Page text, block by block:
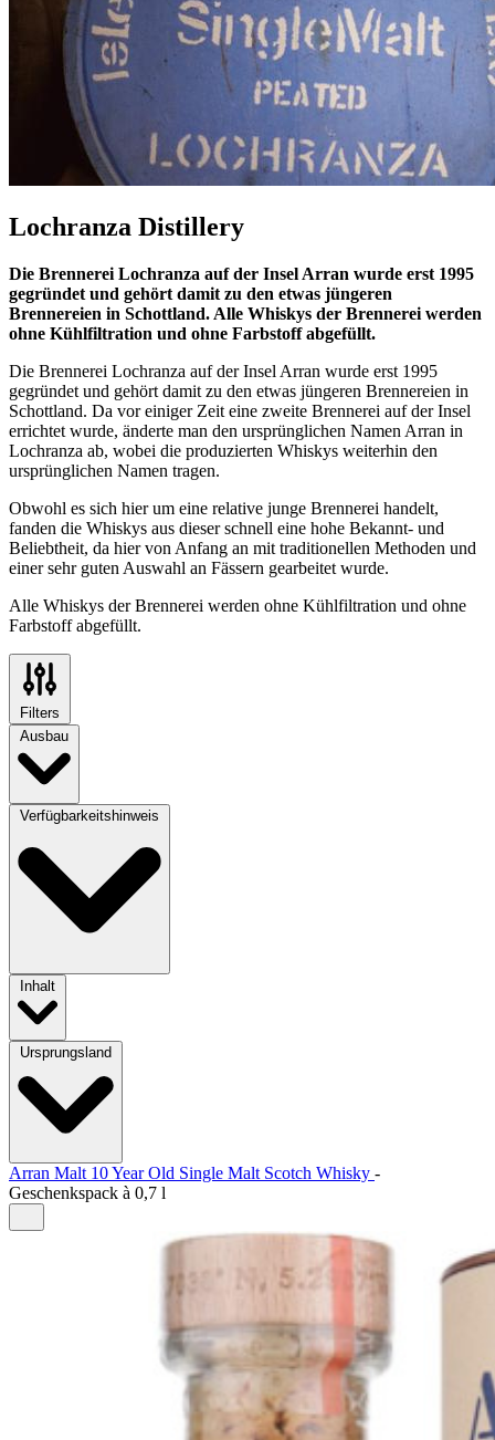
Lochranza Distillery
Die Brennerei Lochranza auf der Insel Arran wurde erst 1995
gegründet und gehört damit zu den etwas jüngeren
Brennereien in Schottland. Alle Whiskys der Brennerei werden
ohne Kühlfiltration und ohne Farbstoff abgefüllt.
Die Brennerei Lochranza auf der Insel Arran wurde erst 1995
gegründet und gehört damit zu den etwas jüngeren Brennereien in
Schottland. Da vor einiger Zeit eine zweite Brennerei auf der Insel
errichtet wurde, änderte man den ursprünglichen Namen Arran in
Lochranza ab, wobei die produzierten Whiskys weiterhin den
ursprünglichen Namen tragen.
Obwohl es sich hier um eine relative junge Brennerei handelt,
fanden die Whiskys aus dieser schnell eine hohe Bekannt- und
Beliebtheit, da hier von Anfang an mit traditionellen Methoden und
einer sehr guten Auswahl an Fässern gearbeitet wurde.
Alle Whiskys der Brennerei werden ohne Kühlfiltration und ohne
Farbstoff abgefüllt.
Filters
Ausbau
Verfügbarkeitshinweis
Inhalt
Ursprungsland
Arran Malt 10 Year Old Single Malt Scotch Whisky -
Geschenkspack à 0,7 l